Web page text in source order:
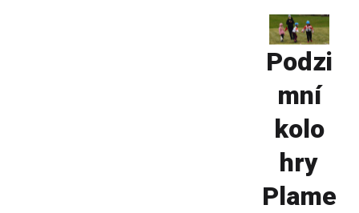
Podzi
mní
kolo
hry
Plame